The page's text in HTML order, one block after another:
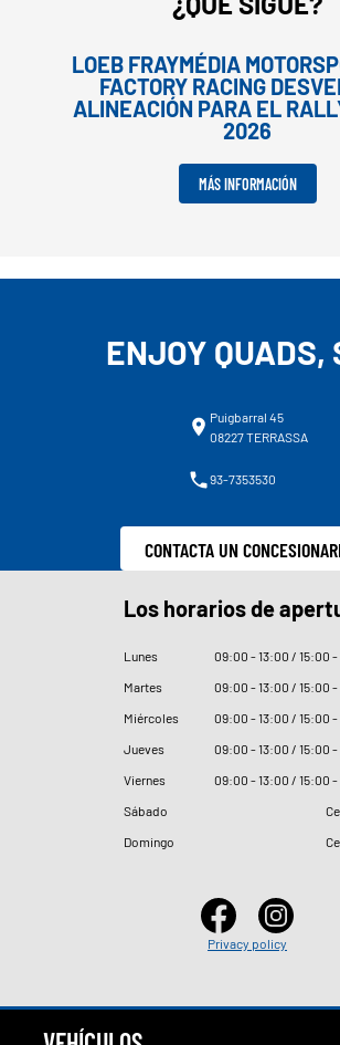
LOEB FRAYMÉDIA
FACTORY RACING
ALINEACIÓN PARA EL
2026
MÁS INFORMACIÓN
ENJOY QUADS,
Puigbarral 45
08227 TERRASSA
93-7353530
CONTACTA UN
Los horarios de
Lunes 09:00 - 13:00 / 15:00 -
Martes
09:00 - 13:00 / 15:00 -
Miércoles
09:00 - 13:00 / 15:00 -
Jueves
09:00 - 13:00 / 15:00 -
Viernes
09:00 - 13:00 / 15:00 -
Sábado
Domingo
Privacy policy